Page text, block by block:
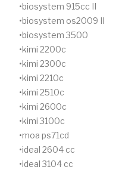
biosystem 915cc II
biosystem os2009 II
biosystem 3500
kimi 2200c
kimi 2300c
kimi 2210c
kimi 2510c
kimi 2600c
kimi 3100c
moa ps71cd
ideal 2604 cc
ideal 3104 cc